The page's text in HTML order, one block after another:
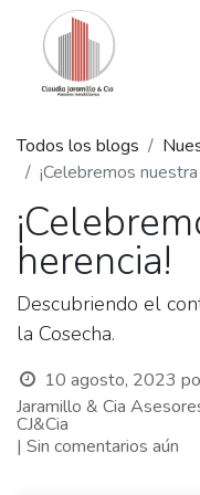
Todos los blogs
¡Celebremos
herencia!
Descubriendo el
la Cosecha.
10 agosto, 2023
Jaramillo & Cia
CJ&Cia
| Sin comentarios aún